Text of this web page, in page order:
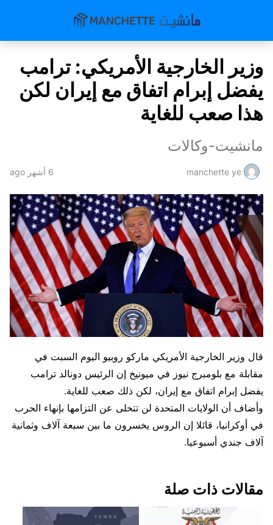
وزير الخارجية الأمريكي: ترامب
يفضل إبرام اتفاق مع إيران لكن
هذا صعب للغاية
مانشيت-وكالات
manchette ye 6 أشهر ago
قال وزير الخارجية الأمريكي ماركو روبيو اليوم السبت في
مقابلة مع بلومبرج نيوز في ميونيخ إن الرئيس دونالد ترامب
يفضل إبرام اتفاق مع إيران، لكن ذلك صعب للغاية.
وأضاف أن الولايات المتحدة لن تتخلى عن التزامها بإنهاء الحرب
في أوكرانيا، قائلا إن الروس يخسرون ما بين سبعة آلاف وثمانية
آلاف جندي أسبوعيا.
مقالات ذات صلة